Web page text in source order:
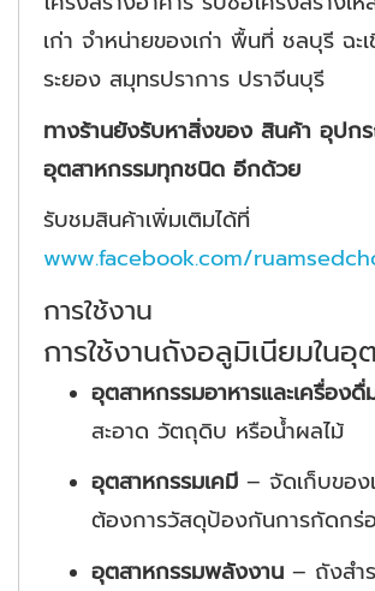
เก่า จำหน่ายของเก่า พื้นที่ ชลบุรี ฉะเ
ระยอง สมุทรปราการ ปราจีนบุรี
ทางร้านยังรับหาสิ่งของ สินค้า อุปก
อุตสาหกรรมทุกชนิด อีกด้วย
รับชมสินค้าเพิ่มเติมได้ที่
www.facebook.com/
การใช้งาน
การใช้งานถังอลูมิเนียมในอุ
อุตสาหกรรมอาหารและเครื่องดื่
สะอาด วัตถุดิบ หรือน้ำผลไม้
อุตสาหกรรมเคมี – จัดเก็บของ
ต้องการวัสดุป้องกันการกัดกร่
อุตสาหกรรมพลังงาน – ถังสำ